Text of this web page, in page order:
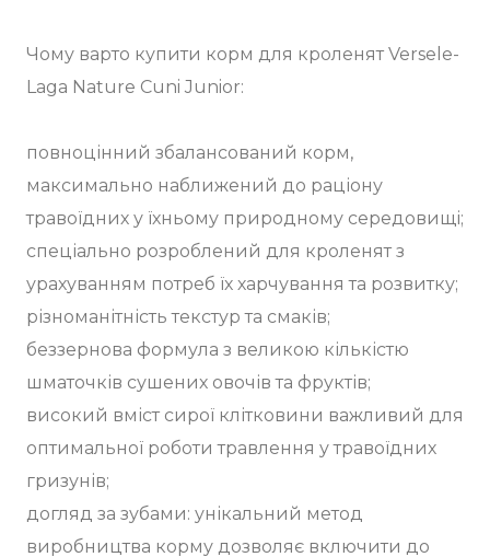
Чому варто купити корм для кроленят Versele-
Laga Nature Cuni Junior:
повноцінний збалансований корм,
максимально наближений до раціону
травоїдних у їхньому природному середовищі;
спеціально розроблений для кроленят з
урахуванням потреб їх харчування та розвитку;
різноманітність текстур та смаків;
беззернова формула з великою кількістю
шматочків сушених овочів та фруктів;
високий вміст сирої клітковини важливий для
оптимальної роботи травлення у травоїдних
гризунів;
догляд за зубами: унікальний метод
виробництва корму дозволяє включити до